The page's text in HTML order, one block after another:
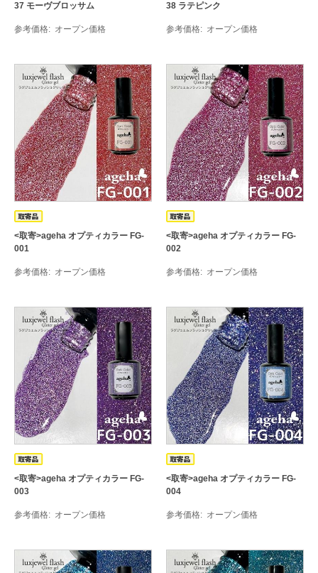
37 モーヴブロッサム
参考価格 オープン価格
38 ラテピンク
参考価格 オープン価格
<取寄>ageha オプティカラー FG-
001
参考価格 オープン価格
<取寄>ageha オプティカラー FG-
002
参考価格 オープン価格
<取寄>ageha オプティカラー FG-
003
参考価格 オープン価格
<取寄>ageha オプティカラー FG-
004
参考価格 オープン価格